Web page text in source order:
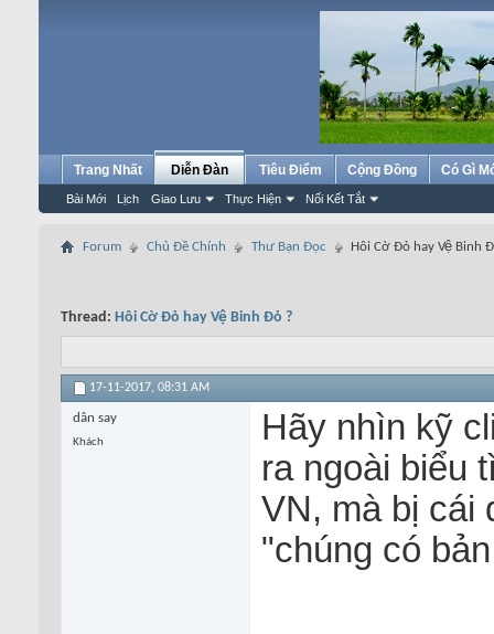
Trang Nhất Diễn Đàn
Bài Mới Lịch Giao Lưu Thực Hiện Nối Kết Tắt
Tiêu Điểm Cộng Đồng Có Gì
Forum Chủ Đề Chính Thư Bạn Đọc Hôi Cờ Đỏ hay Vệ Binh
Thread: Hôi Cờ Đỏ hay Vệ Binh Đỏ ?
17-11-2017, 08:31 AM
dân say
Khách
Hãy nhìn kỹ
ra ngoài biểu
VN, mà bị cái
"chúng có